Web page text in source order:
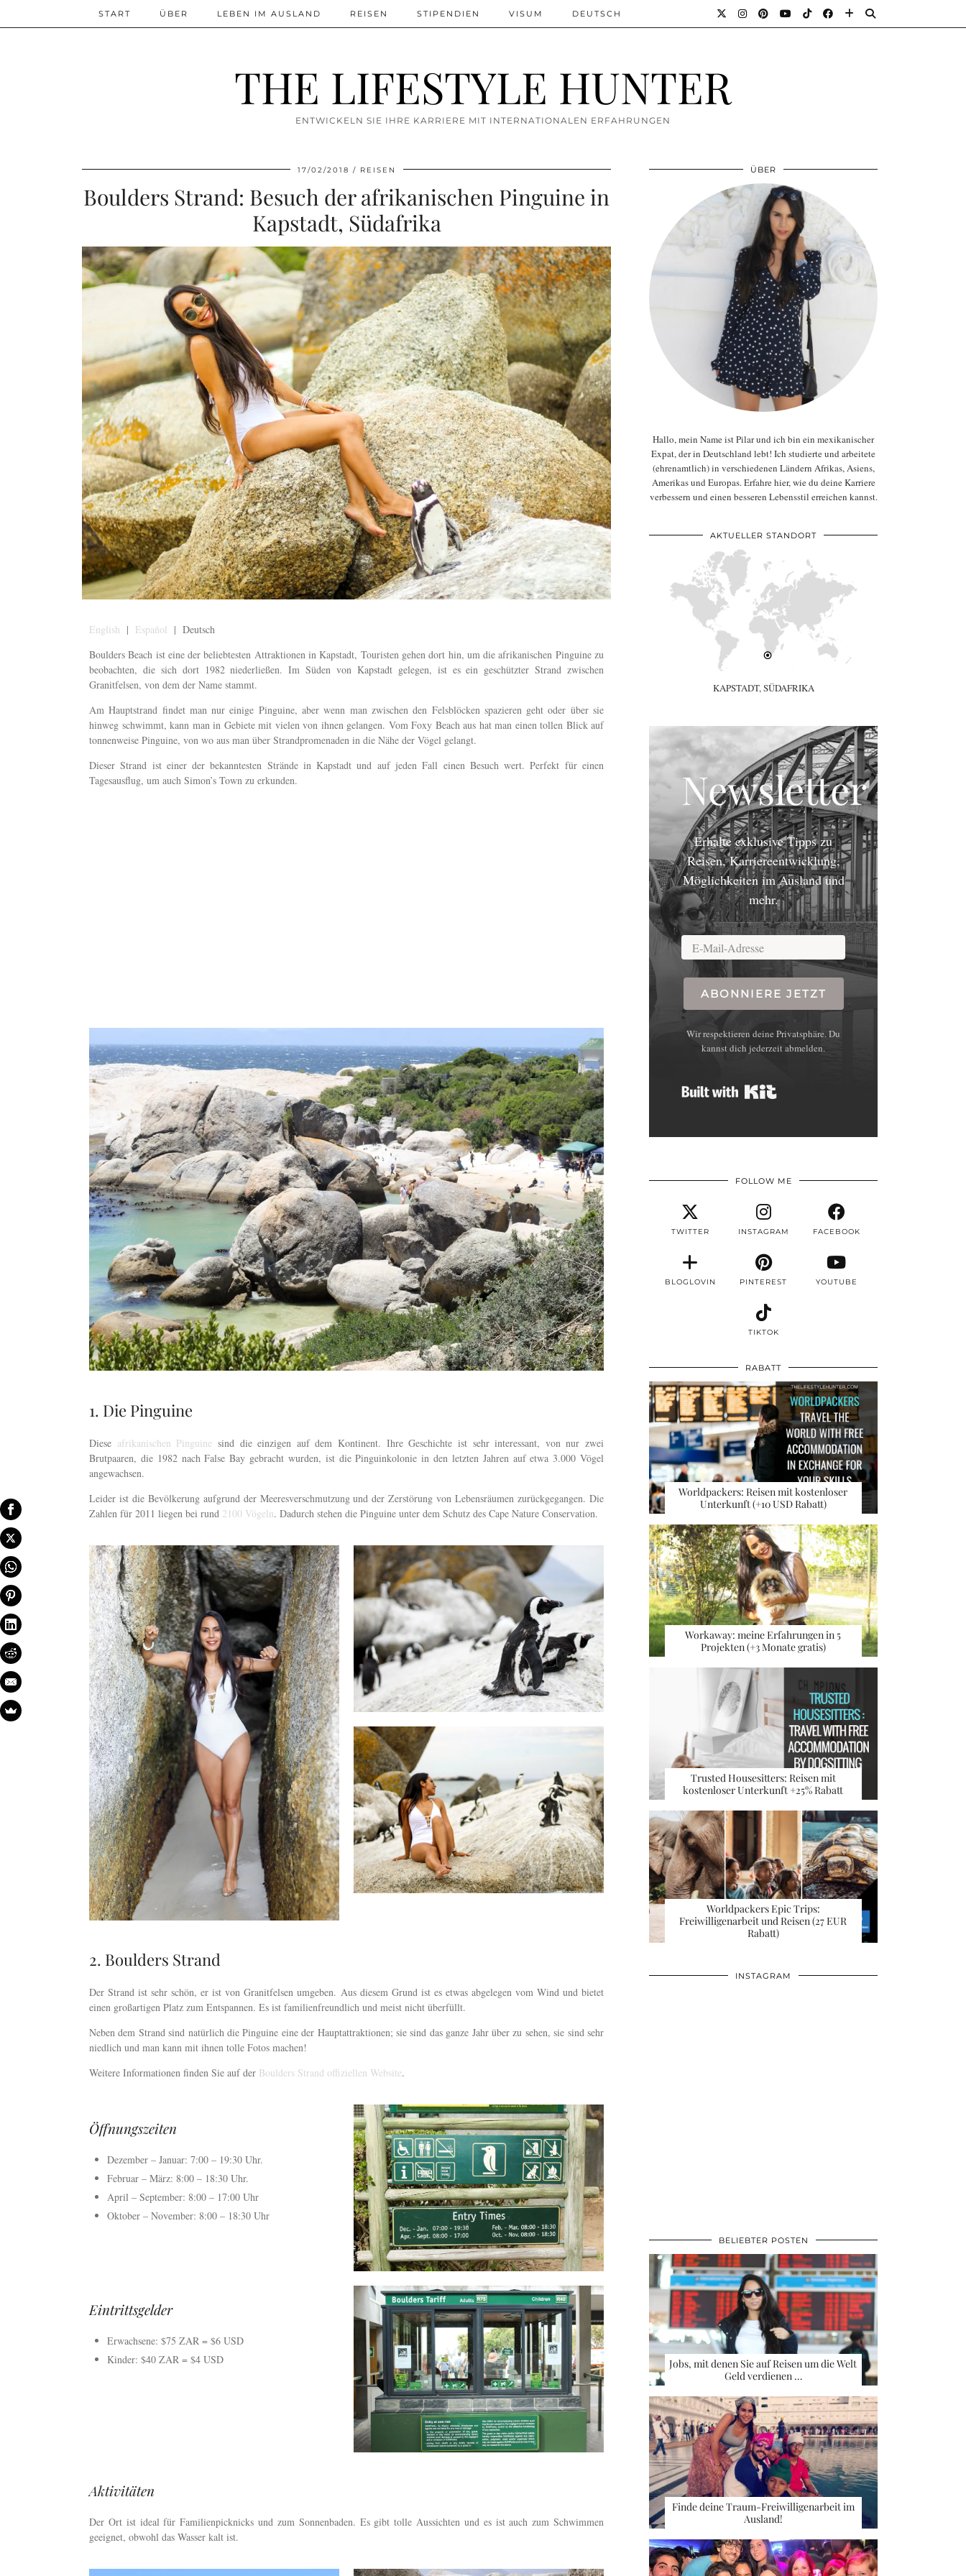
THE LIFESTYLE HUNTER
ENTWICKELN SIE IHRE KARRIERE MIT INTERNATIONALEN ERFAHRUNGEN
START ÜBER LEBEN IM AUSLAND REISEN STIPENDIEN VISUM DEUTSCH
17/02/2018 REISEN
Boulders Strand: Besuch der afrikanischen Pinguine in
Kapstadt, Südafrika
English | Español | Deutsch
Boulders Beach ist eine der beliebtesten Attraktionen in Kapstadt, Touristen gehen dort hin, um die afrikanischen Pinguine zu
beobachten, die sich dort 1982 niederließen. Im Süden von Kapstadt gelegen, ist es ein geschützter Strand zwischen
Granitfelsen, von dem der Name stammt.
Am Hauptstrand findet man nur einige Pinguine, aber wenn man zwischen den Felsblöcken spazieren geht oder über sie
hinweg schwimmt, kann man in Gebiete mit vielen von ihnen gelangen. Vom Foxy Beach aus hat man einen tollen Blick auf
tonnenweise Pinguine, von wo aus man über Strandpromenaden in die Nähe der Vögel gelangt.
Dieser Strand ist einer der bekanntesten Strände in Kapstadt und auf jeden Fall einen Besuch wert. Perfekt für einen
Tagesausflug, um auch Simon’s Town zu erkunden.
1. Die Pinguine
Diese afrikanischen Pinguine sind die einzigen auf dem Kontinent. Ihre Geschichte ist sehr interessant, von nur zwei
Brutpaaren, die 1982 nach False Bay gebracht wurden, ist die Pinguinkolonie in den letzten Jahren auf etwa 3.000 Vögel
angewachsen.
Leider ist die Bevölkerung aufgrund der Meeresverschmutzung und der Zerstörung von Lebensräumen zurückgegangen. Die
Zahlen für 2011 liegen bei rund 2100 Vögeln. Dadurch stehen die Pinguine unter dem Schutz des Cape Nature Conservation.
2. Boulders Strand
Der Strand ist sehr schön, er ist von Granitfelsen umgeben. Aus diesem Grund ist es etwas abgelegen vom Wind und bietet
einen großartigen Platz zum Entspannen. Es ist familienfreundlich und meist nicht überfüllt.
Neben dem Strand sind natürlich die Pinguine eine der Hauptattraktionen; sie sind das ganze Jahr über zu sehen, sie sind sehr
niedlich und man kann mit ihnen tolle Fotos machen!
Weitere Informationen finden Sie auf der Boulders Strand offiziellen Website.
Öffnungszeiten
Dezember – Januar: 7:00 – 19:30 Uhr.
Februar – März: 8:00 – 18:30 Uhr.
April – September: 8:00 – 17:00 Uhr
Oktober – November: 8:00 – 18:30 Uhr
Eintrittsgelder
Erwachsene: $75 ZAR = $6 USD
Kinder: $40 ZAR = $4 USD
Aktivitäten
Der Ort ist ideal für Familienpicknicks und zum Sonnenbaden. Es gibt tolle Aussichten und es ist auch zum Schwimmen
geeignet, obwohl das Wasser kalt ist.
ÜBER
Hallo, mein Name ist Pilar und ich bin ein mexikanischer
Expat, der in Deutschland lebt! Ich studierte und arbeitete
(ehrenamtlich) in verschiedenen Ländern Afrikas, Asiens,
Amerikas und Europas. Erfahre hier, wie du deine Karriere
verbessern und einen besseren Lebensstil erreichen kannst.
AKTUELLER STANDORT
KAPSTADT, SÜDAFRIKA
Newsletter
Erhalte exklusive Tipps zu
Reisen, Karriereentwicklung,
Möglichkeiten im Ausland und
mehr.
ABONNIERE JETZT
Wir respektieren deine Privatsphäre. Du
kannst dich jederzeit abmelden.
FOLLOW ME
TWITTER INSTAGRAM FACEBOOK
BLOGLOVIN PINTEREST YOUTUBE
TIKTOK
RABATT
Worldpackers: Reisen mit kostenloser
Unterkunft (+10 USD Rabatt)
Workaway: meine Erfahrungen in 5
Projekten (+3 Monate gratis)
Trusted Housesitters: Reisen mit
kostenloser Unterkunft +25% Rabatt
Worldpackers Epic Trips:
Freiwilligenarbeit und Reisen (27 EUR
Rabatt)
INSTAGRAM
BELIEBTER POSTEN
Jobs, mit denen Sie auf Reisen um die Welt
Geld verdienen …
Finde deine Traum-Freiwilligenarbeit im
Ausland!